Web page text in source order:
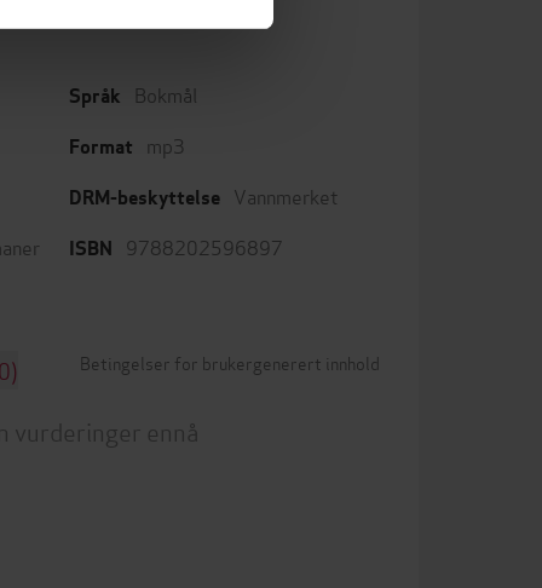
Språk Bokmål
Format mp3
DRM-beskyttelse Vannmerket
ISBN 9788202596897
Betingelser for brukergenerert innhold
vurderinger ennå